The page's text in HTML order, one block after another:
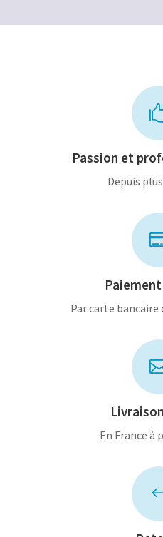
Passion et
Depuis
Par carte
En France à